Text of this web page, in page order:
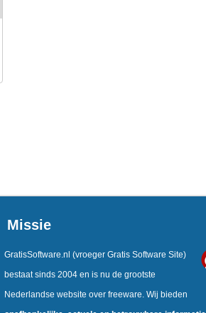
Missie
GratisSoftware.nl (vroeger Gratis Software Site)
bestaat sinds 2004 en is nu de grootste
Nederlandse website over freeware. Wij bieden